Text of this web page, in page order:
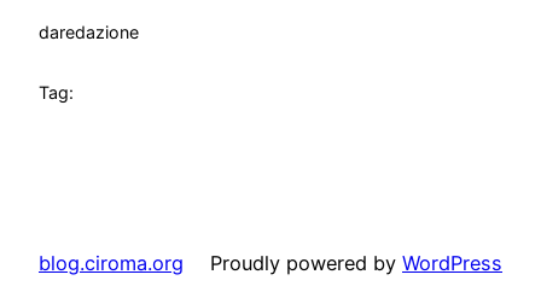
daredazione
Tag:
blog.ciroma.org Proudly powered by WordPress